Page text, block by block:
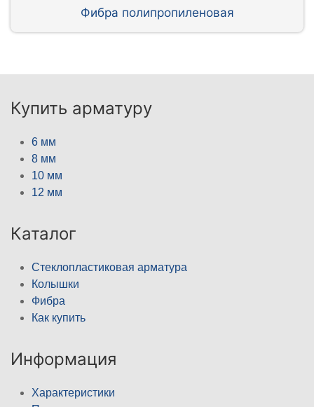
Фибра полипропиленовая
Купить арматуру
6 мм
8 мм
10 мм
12 мм
Каталог
Стеклопластиковая арматура
Колышки
Фибра
Как купить
Информация
Характеристики